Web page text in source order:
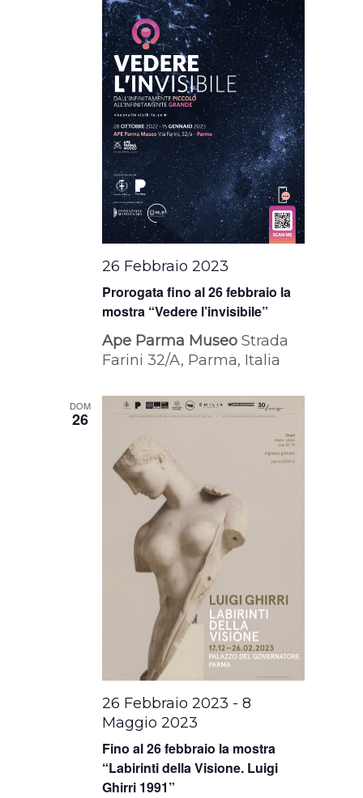
Prorogata fino al 26 febbraio la
mostra “Vedere l’invisibile”
26 Febbraio 2023
Ape Parma MuseoStrada
Farini 32/A, Parma, Italia
DOM
26
Fino al 26 febbraio la mostra
“Labirinti della Visione. Luigi
Ghirri 1991”
26 Febbraio 2023 -8
Maggio 2023